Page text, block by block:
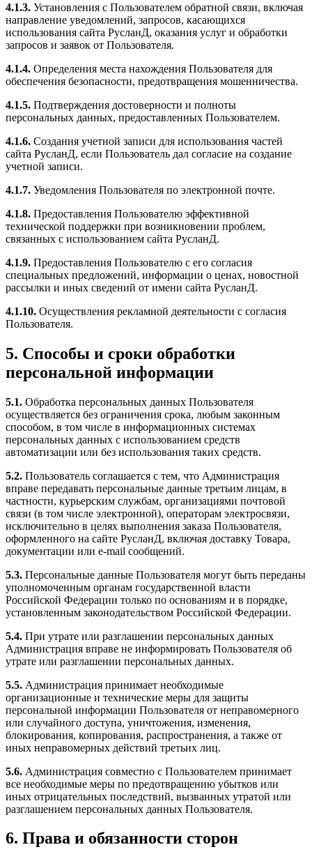
4.1.3. Установления с Пользователем обратной связи, включая
направление уведомлений, запросов, касающихся
использования сайта РусланД, оказания услуг и обработки
запросов и заявок от Пользователя.
4.1.4. Определения места нахождения Пользователя для
обеспечения безопасности, предотвращения мошенничества.
4.1.5. Подтверждения достоверности и полноты
персональных данных, предоставленных Пользователем.
4.1.6. Создания учетной записи для использования частей
сайта РусланД, если Пользователь дал согласие на создание
учетной записи.
4.1.7. Уведомления Пользователя по электронной почте.
4.1.8. Предоставления Пользователю эффективной
технической поддержки при возникновении проблем,
связанных с использованием сайта РусланД.
4.1.9. Предоставления Пользователю с его согласия
специальных предложений, информации о ценах, новостной
рассылки и иных сведений от имени сайта РусланД.
4.1.10. Осуществления рекламной деятельности с согласия
Пользователя.
5. Способы и сроки обработки
персональной информации
5.1. Обработка персональных данных Пользователя
осуществляется без ограничения срока, любым законным
способом, в том числе в информационных системах
персональных данных с использованием средств
автоматизации или без использования таких средств.
5.2. Пользователь соглашается с тем, что Администрация
вправе передавать персональные данные третьим лицам, в
частности, курьерским службам, организациями почтовой
связи (в том числе электронной), операторам электросвязи,
исключительно в целях выполнения заказа Пользователя,
оформленного на сайте РусланД, включая доставку Товара,
документации или e-mail сообщений.
5.3. Персональные данные Пользователя могут быть переданы
уполномоченным органам государственной власти
Российской Федерации только по основаниям и в порядке,
установленным законодательством Российской Федерации.
5.4. При утрате или разглашении персональных данных
Администрация вправе не информировать Пользователя об
утрате или разглашении персональных данных.
5.5. Администрация принимает необходимые
организационные и технические меры для защиты
персональной информации Пользователя от неправомерного
или случайного доступа, уничтожения, изменения,
блокирования, копирования, распространения, а также от
иных неправомерных действий третьих лиц.
5.6. Администрация совместно с Пользователем принимает
все необходимые меры по предотвращению убытков или
иных отрицательных последствий, вызванных утратой или
разглашением персональных данных Пользователя.
6. Права и обязанности сторон